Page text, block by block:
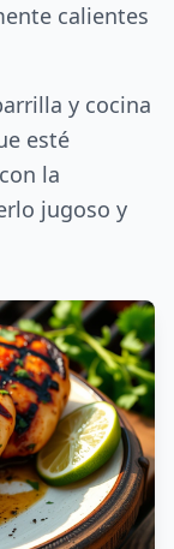
calientes
y cocina
esté
la
jugoso y